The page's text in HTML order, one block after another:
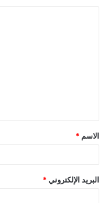
الاسم *
البريد الإلكتروني *